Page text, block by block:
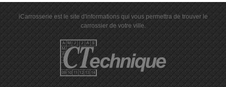
iCarrosserie est le site d'informations qui vous permettra de trouver le
carrossier de votre ville.